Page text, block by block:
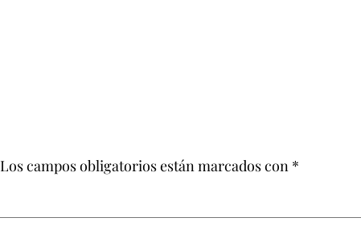
Los campos obligatorios están marcados con *